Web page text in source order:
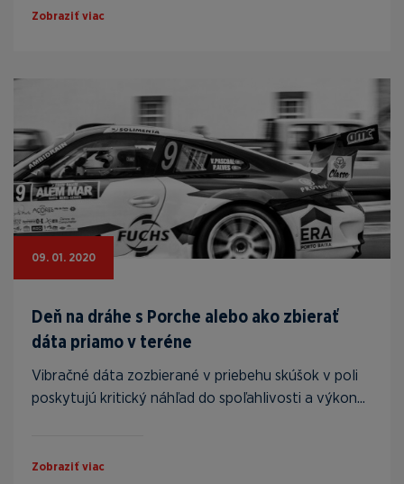
Zobraziť viac
09. 01. 2020
Deň na dráhe s Porche alebo ako zbierať
dáta priamo v teréne
Vibračné dáta zozbierané v priebehu skúšok v poli
poskytujú kritický náhľad do spoľahlivosti a výkon...
Zobraziť viac